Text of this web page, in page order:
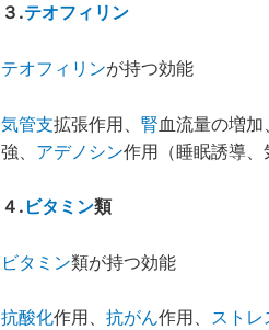
３ .テオフィリン
テオフィリンが持つ効能
気管支拡張作用、 腎血流量の増加
強、 アデノシン作用（睡眠誘導、
４ . ビタミン類
ビタミン類が持つ効能
抗酸化作用、 抗がん作用、 ストレ